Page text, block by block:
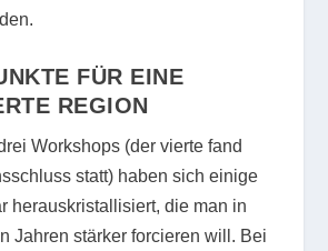
FÜR EINE
REGION
Workshops (der vierte fand
statt) haben sich einige
herauskristallisiert, die man in
Jahren stärker forcieren will. Bei